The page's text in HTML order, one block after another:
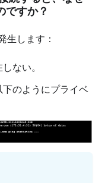
ですか？
生します：
ない。
のようにプライベ